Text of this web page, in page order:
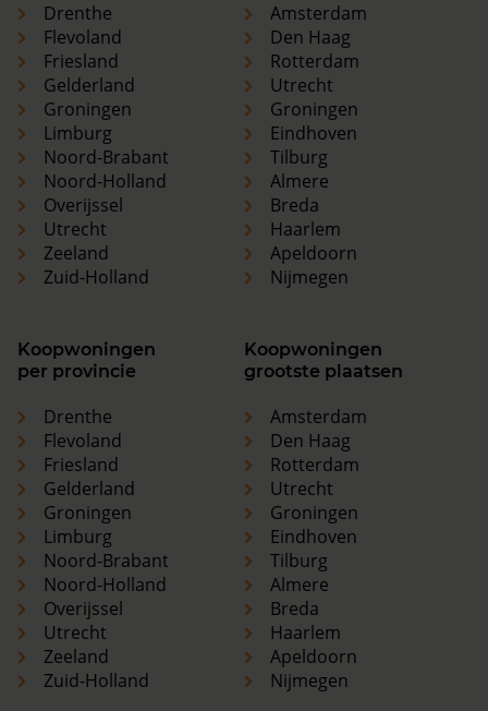
Drenthe
Flevoland
Friesland
Gelderland
Groningen
Limburg
Noord-Brabant
Noord-Holland
Overijssel
Utrecht
Zeeland
Zuid-Holland
Amsterdam
Den Haag
Rotterdam
Utrecht
Groningen
Eindhoven
Tilburg
Almere
Breda
Haarlem
Apeldoorn
Nijmegen
Koopwoningen
per provincie
Drenthe
Flevoland
Friesland
Gelderland
Groningen
Limburg
Noord-Brabant
Noord-Holland
Overijssel
Utrecht
Zeeland
Zuid-Holland
Koopwoningen
grootste plaatsen
Amsterdam
Den Haag
Rotterdam
Utrecht
Groningen
Eindhoven
Tilburg
Almere
Breda
Haarlem
Apeldoorn
Nijmegen